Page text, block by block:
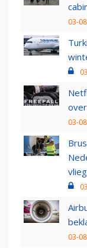
03-
03-
03-